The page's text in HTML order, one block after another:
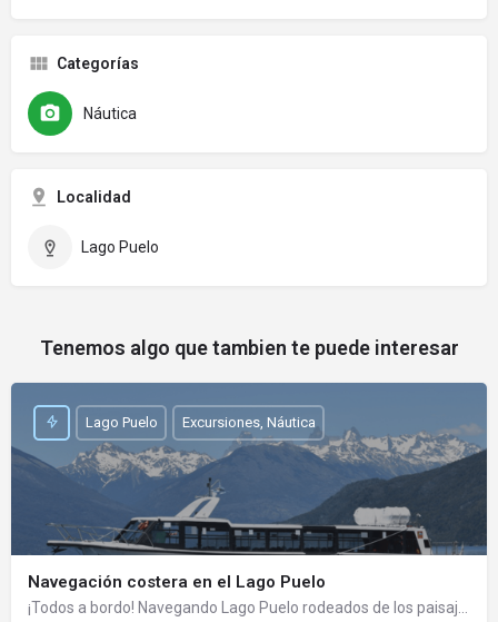
Categorías
Náutica
Localidad
Lago Puelo
Tenemos algo que tambien te puede interesar
Navegación costera en el Lago Puelo
Lago Puelo Excursiones, Náutica